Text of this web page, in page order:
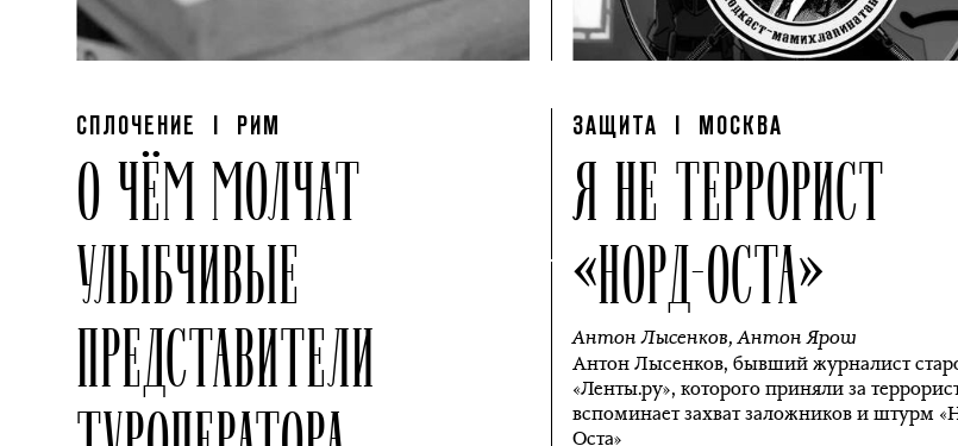
СПЛОЧЕНИЕ | РИМ
О ЧЁМ МОЛЧАТ
УЛЫБЧИВЫЕ
ПРЕДСТАВИТЕЛИ
ЗАЩИТА | МОСКВА
Я НЕ ТЕРРОРИСТ
«НОРД-ОСТА»
Антон Лысенков,Антон Ярош
Антон Лысенков, бывший журналист
«Ленты.ру», которого приняли за
вспоминает захват заложников и штурм
Оста»